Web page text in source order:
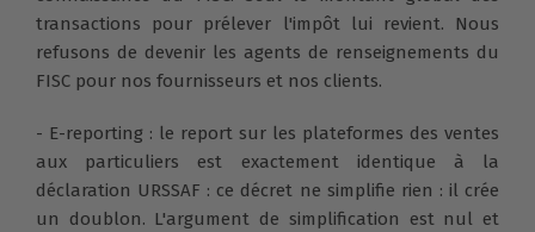
transactions pour prélever l'impôt lui revient. Nous
refusons de devenir les agents de renseignements du
FISC pour nos fournisseurs et nos clients.
- E-reporting : le report sur les plateformes des ventes
aux particuliers est exactement identique à la
déclaration URSSAF : ce décret ne simplifie rien : il crée
un doublon. L'argument de simplification est nul et